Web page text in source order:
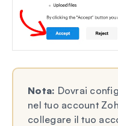
Nota: Dovrai
nel tuo account
collegare il tuo